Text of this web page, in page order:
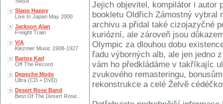
Slapp Happy
Live In Japan May 2000
Jackson Alan
Freight Train
V/A
Klezmer Music 1908-1927
Bartos Karl
Off The Record
Depeche Mode
Ultra (CD + DVD)
Desert Rose Band
Best Of The Desert Rose..
Jejich objevitel, kompilátor i autor
bookletu Oldřich Zámostný vybral
archivu a přidal také cizojazyčné
kuriózní, ale zároveň jsou
Olympic za dlouhou dobu
řadu výborných alb, ale jen jedno
vám ho předkládáme v takříkajíc
zvukového remasteringu,
rekonstrukce a celé Želvě